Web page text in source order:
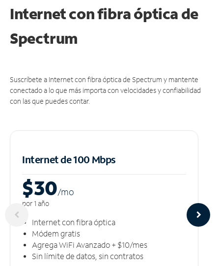
Internet con fibra óptica de
Spectrum
Suscríbete a Internet con fibra óptica de Spectrum y mantente
conectado a lo que más importa con velocidades y confiabilidad
con las que puedes contar.
Internet de 100 Mbps
$30/mo
por 1 año
Internet con fibra óptica
Módem gratis
Agrega WiFi Avanzado + $10/mes
Sin límite de datos, sin contratos